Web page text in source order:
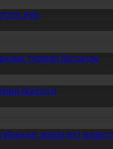
жүр
турнирі басталды
бекітілді
жөніндегі